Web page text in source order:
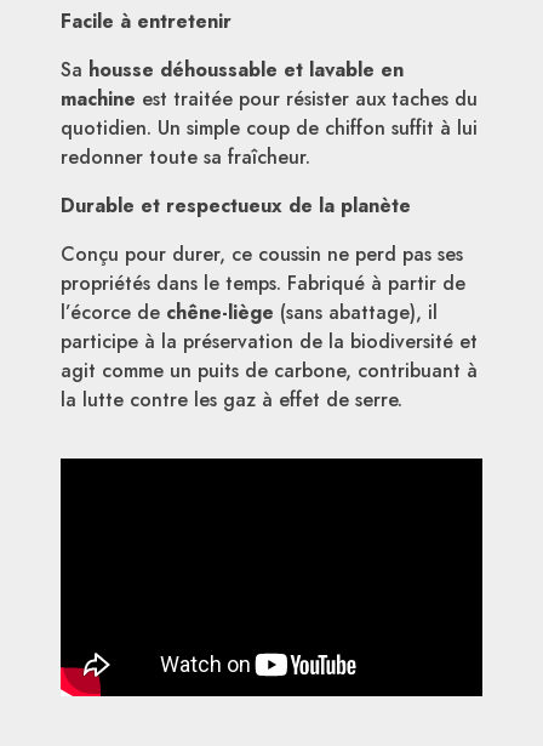
Facile à entretenir
Sa housse déhoussable et lavable en
machine est traitée pour résister aux taches du
quotidien. Un simple coup de chiffon suffit à lui
redonner toute sa fraîcheur.
Durable et respectueux de la planète
Conçu pour durer, ce coussin ne perd pas ses
propriétés dans le temps. Fabriqué à partir de
l’écorce de chêne-liège (sans abattage), il
participe à la préservation de la biodiversité et
agit comme un puits de carbone, contribuant à
la lutte contre les gaz à effet de serre.